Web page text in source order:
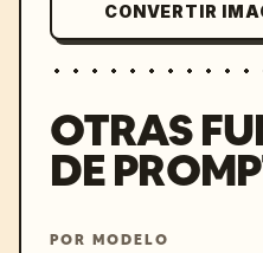
CONVERTIR
OTRAS
DE
POR MODELO